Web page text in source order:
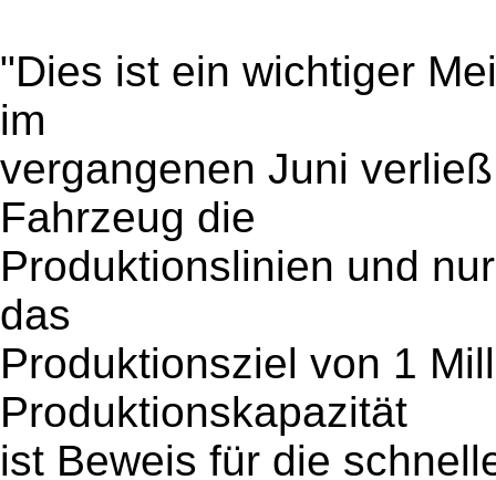
"Dies ist ein wichtiger
im
vergangenen Juni
Fahrzeug die
Produktionslinien und
das
Produktionsziel von 1
Produktionskapazität
ist Beweis für die